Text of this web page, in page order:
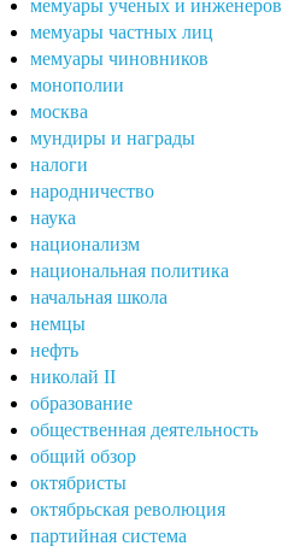
мемуары ученых и инженеров
мемуары частных лиц
мемуары чиновников
монополии
москва
мундиры и награды
налоги
народничество
наука
национализм
национальная политика
начальная школа
немцы
нефть
николай II
образование
общественная деятельность
общий обзор
октябристы
октябрьская революция
партийная система